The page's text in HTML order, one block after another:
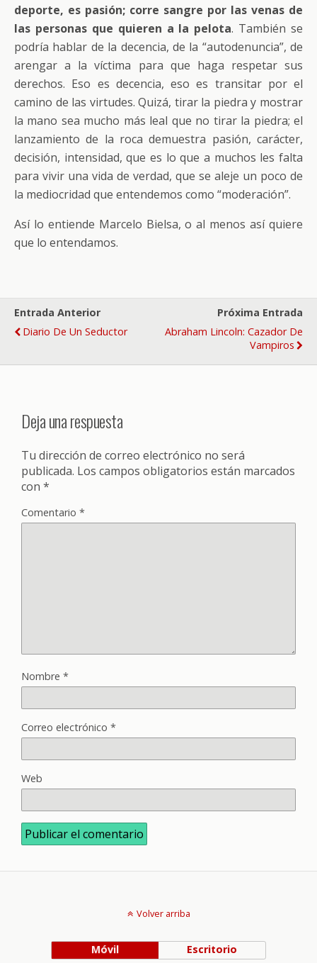
deporte, es pasión; corre sangre por las venas de
las personas que quieren a la pelota. También se
podría hablar de la decencia, de la “autodenuncia”, de
arengar a la víctima para que haga respetar sus
derechos. Eso es decencia, eso es transitar por el
camino de las virtudes. Quizá, tirar la piedra y mostrar
la mano sea mucho más leal que no tirar la piedra; el
lanzamiento de la roca demuestra pasión, carácter,
decisión, intensidad, que es lo que a muchos les falta
para vivir una vida de verdad, que se aleje un poco de
la mediocridad que entendemos como “moderación”.
Así lo entiende Marcelo Bielsa, o al menos así quiere
que lo entendamos.
Entrada Anterior
Diario De Un Seductor
Próxima Entrada
Abraham Lincoln: Cazador De
Vampiros
Deja una respuesta
Tu dirección de correo electrónico no será
publicada. Los campos obligatorios están marcados
con *
Comentario *
Nombre *
Correo electrónico *
Web
Volver arriba
Móvil Escritorio